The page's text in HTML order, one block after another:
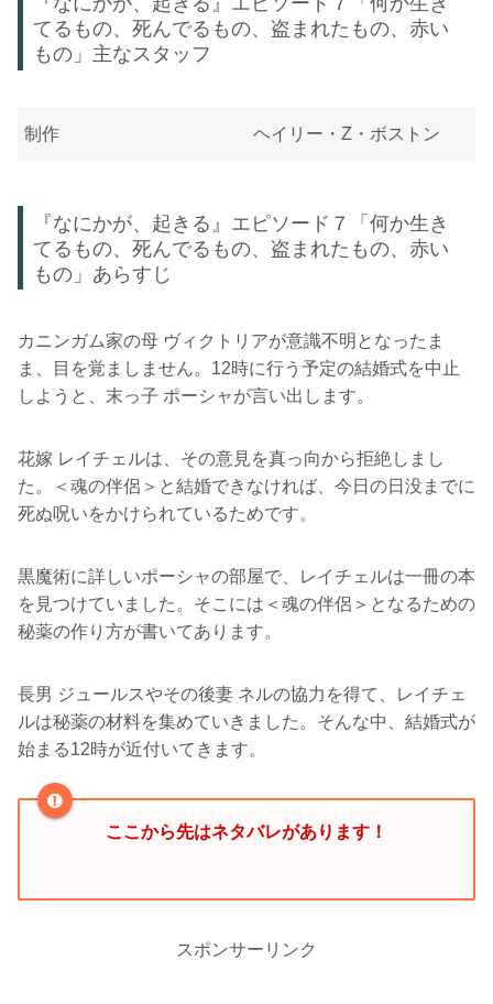
てるもの、死んでるもの、盗まれたもの、赤い
もの」主なスタッフ
制作 ヘイリー・Z・ボストン
『なにかが、起きる』エピソード７「何か生き
てるもの、死んでるもの、盗まれたもの、赤い
もの」あらすじ
カニンガム家の母 ヴィクトリアが意識不明となったま
ま、目を覚ましません。12時に行う予定の結婚式を中止
しようと、末っ子 ポーシャが言い出します。
花嫁 レイチェルは、その意見を真っ向から拒絶しまし
た。＜魂の伴侶＞と結婚できなければ、今日の日没までに
死ぬ呪いをかけられているためです。
黒魔術に詳しいポーシャの部屋で、レイチェルは一冊の本
を見つけていました。そこには＜魂の伴侶＞となるための
秘薬の作り方が書いてあります。
長男 ジュールスやその後妻 ネルの協力を得て、レイチェ
ルは秘薬の材料を集めていきました。そんな中、結婚式が
始まる12時が近付いてきます。
ここから先はネタバレがあります！
スポンサーリンク